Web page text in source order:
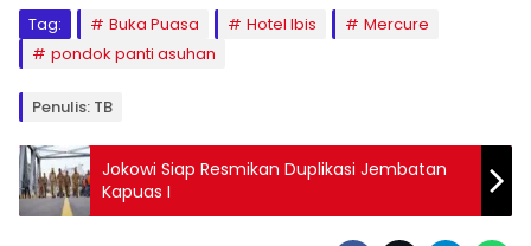
Tag: Buka Puasa Hotel Ibis
Mercure
pondok panti asuhan
Penulis: TB
Jokowi Siap Resmikan Duplikasi Jembatan
Kapuas I